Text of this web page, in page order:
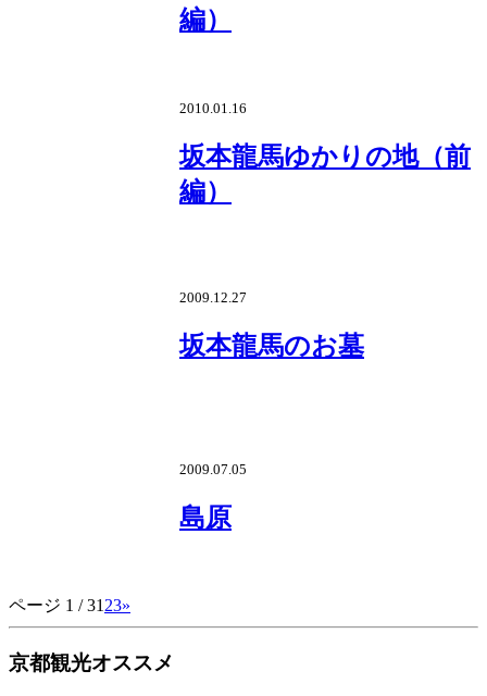
編）
2010.01.16
坂本龍馬ゆかりの地（前
編）
2009.12.27
坂本龍馬のお墓
2009.07.05
島原
ページ 1 / 31 23»
京都観光オススメ